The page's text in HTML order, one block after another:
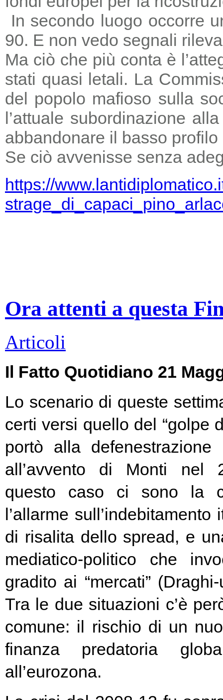
In secondo luogo occorre
90. E non vedo segnali
Ma ciò che più conta è
stati quasi letali. La
del popolo mafioso sulla
l’attuale subordinazione
abbandonare il basso
Se ciò avvenisse senza
https://
Ora attenti a questa
Articoli
Il Fatto Quotidiano 21
Lo scenario di queste
certi versi quello del “golpe
portò alla
all’avvento di Monti nel
questo caso ci sono la
l’allarme
di risalita dello spread, e
mediatico-politico che
gradito ai “mercati”
Tra le due situazioni c’è
comune: il rischio di un
finanza predatoria
all’eurozona.